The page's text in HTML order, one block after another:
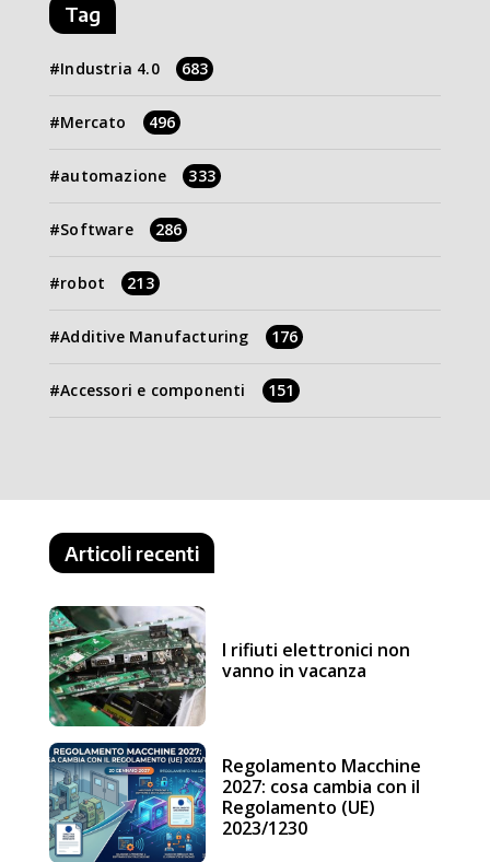
Tag
Industria 4.0 683
Mercato 496
automazione 333
Software 286
robot 213
Additive Manufacturing 176
Accessori e componenti 151
Articoli recenti
I rifiuti elettronici non
vanno in vacanza
Regolamento Macchine
2027: cosa cambia con il
Regolamento (UE)
2023/1230